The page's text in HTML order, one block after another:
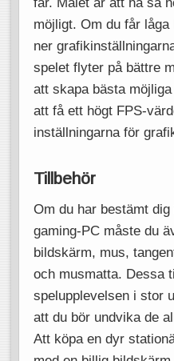
möjligt. Om du får
ner
spelet flyter på bättre
att skapa bästa
att få ett högt FPS-
inställningarna för
Tillbehör
Om du har bestämt
gaming-PC måste du
bildskärm, mus,
och musmatta. Dessa
spelupplevelsen i stor
att du bör undvika de
Att köpa en dyr